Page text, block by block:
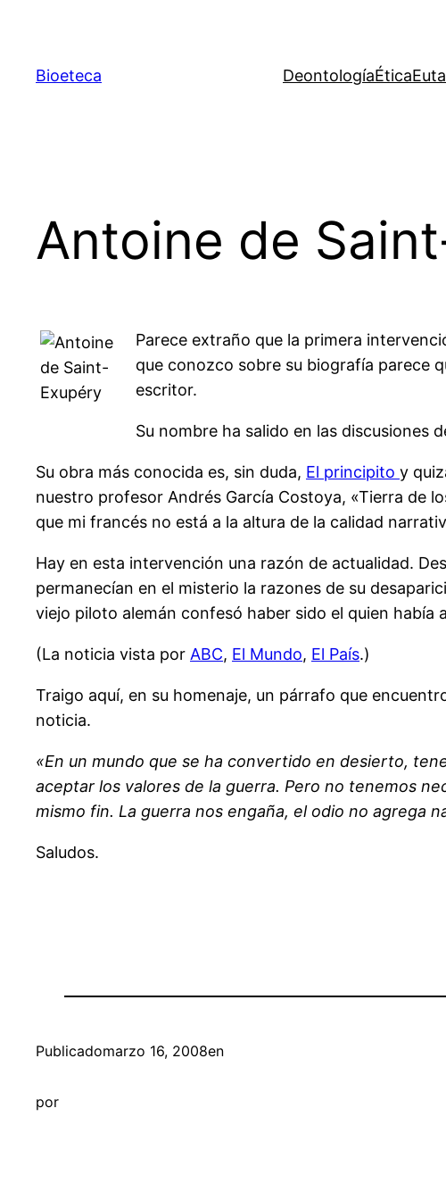
contenido
Bioeteca DeontologíaÉtica
Antoine de
Parece extraño que la primera
que conozco sobre su biografía parece
escritor.
Su nombre ha salido en las discusiones
Su obra más conocida es, sin duda, El principito y
nuestro profesor Andrés García Costoya, «Tierra de
que mi francés no está a la altura de la calidad
Hay en esta intervención una razón de actualidad.
permanecían en el misterio la razones de su
viejo piloto alemán confesó haber sido el quien había
(La noticia vista por ABC, El Mundo, El País.)
Traigo aquí, en su homenaje, un párrafo que
noticia.
«En un mundo que se ha convertido en desierto,
aceptar los valores de la guerra. Pero no tenemos
mismo fin. La guerra nos engaña, el odio no agrega
Saludos.
Publicadomarzo 16, 2008en
por